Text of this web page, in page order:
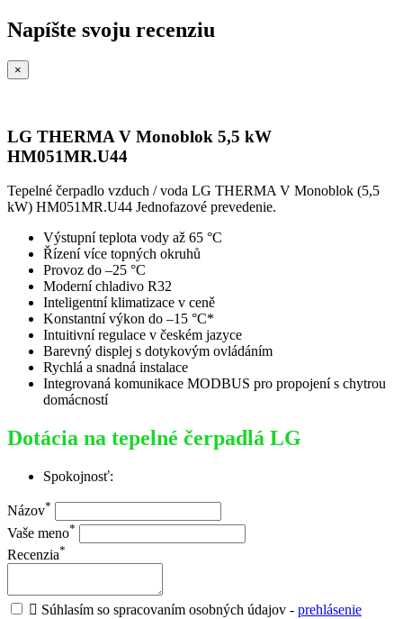
Napíšte svoju recenziu
×
LG THERMA V Monoblok 5,5 kW
HM051MR.U44
Tepelné čerpadlo vzduch / voda LG THERMA V Monoblok (5,5
kW) HM051MR.U44 Jednofazové prevedenie.
Výstupní teplota vody až 65 °C
Řízení více topných okruhů
Provoz do –25 °C
Moderní chladivo R32
Inteligentní klimatizace v ceně
Konstantní výkon do –15 °C*
Intuitivní regulace v českém jazyce
Barevný displej s dotykovým ovládáním
Rychlá a snadná instalace
Integrovaná komunikace MODBUS pro propojení s chytrou
domácností
Dotácia na tepelné čerpadlá LG
Spokojnosť:
Názov*
Vaše meno*
Recenzia*
 Súhlasím so spracovaním osobných údajov - prehlásenie